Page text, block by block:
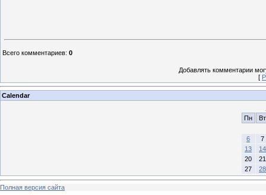
Всего комментариев: 0
Добавлять комментарии
[
Calendar
Пн
Вт
6
7
13
14
20
21
27
28
Полная версия сайта